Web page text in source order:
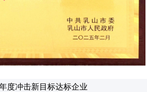
度冲击新目标达标企业